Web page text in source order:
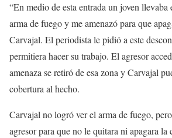
“En medio de esta entrada un joven
arma de fuego y me amenazó para que
Carvajal. El periodista le pidió a este
permitiera hacer su trabajo. El agresor
amenaza se retiró de esa zona y Carvajal
cobertura al hecho.
Carvajal no logró ver el arma de fuego,
agresor para que no le quitara ni apagara la